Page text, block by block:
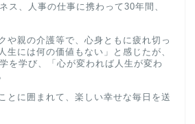
ス、人事の仕事に携わって30年間、
や親の介護等で、心身ともに疲れ切っ
生には何の価値もない」と感じたが、
を学び、「心が変われば人生が変わ
とに囲まれて、楽しい幸せな毎日を送